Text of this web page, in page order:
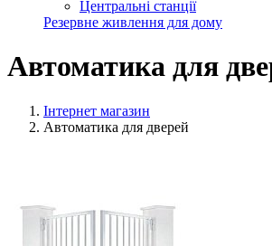
Центральні станції
Резервне живлення для дому
Автоматика для
Інтернет магазин
Автоматика для дверей